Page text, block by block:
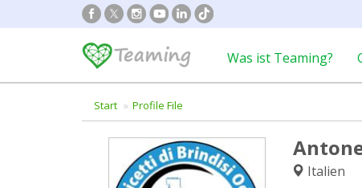
Was ist Teaming?
Start Profile File
Italien